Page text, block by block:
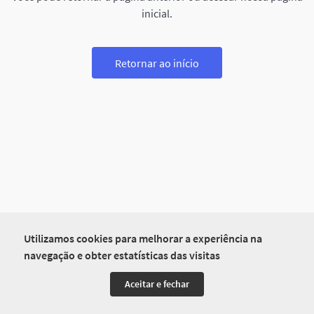
Utilizamos cookies para melhorar a experiência na
navegação e obter estatísticas das visitas
Aceitar e fechar
inicial.
Retornar ao início